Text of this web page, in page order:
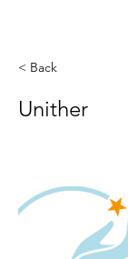
< Back
Unither